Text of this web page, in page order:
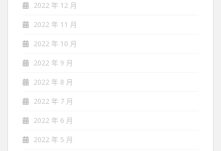
2022 年 12 月
2022 年 11 月
2022 年 10 月
2022 年 9 月
2022 年 8 月
2022 年 7 月
2022 年 6 月
2022 年 5 月